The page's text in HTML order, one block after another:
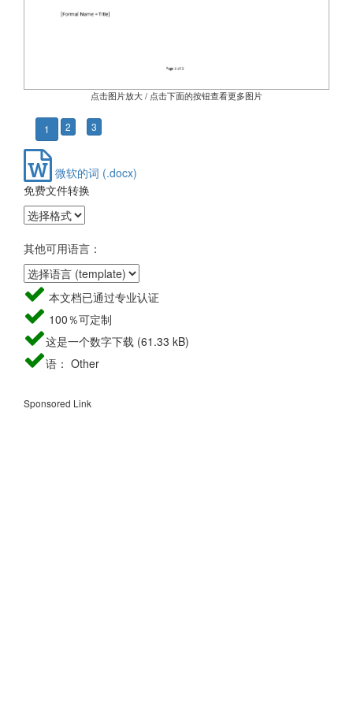
点击图片放大 / 点击下面的按钮查看更多图片
1 2 3
微软的词 (.docx)
免费文件转换
其他可用语言：
本文档已通过专业认证
100％可定制
这是一个数字下载 (61.33 kB)
语： Other
Sponsored Link